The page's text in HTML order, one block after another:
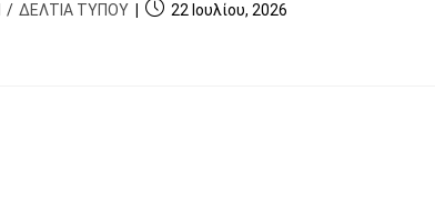
/ ΔΕΛΤΙΑ ΤΥΠΟΥ 22 Ιουλίου, 2026